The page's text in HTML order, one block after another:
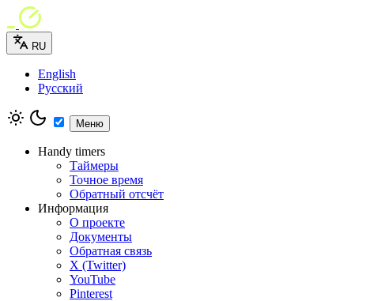
RU
English
Русский
Меню
Handy timers
Таймеры
Точное время
Обратный отсчёт
Информация
О проекте
Документы
Обратная связь
X (Twitter)
YouTube
Pinterest